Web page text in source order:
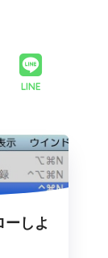
LINE
ーしよ